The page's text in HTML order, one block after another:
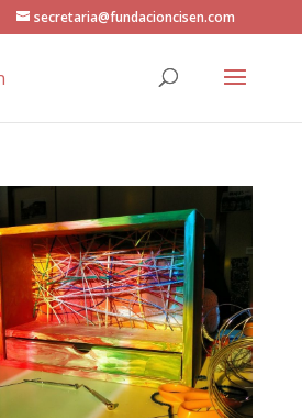
secretaria@fundacioncisen.com